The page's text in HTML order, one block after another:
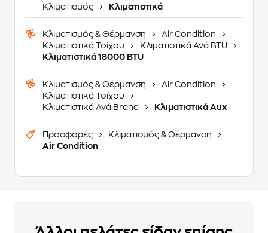
Κλιματισμός
Κλιματιστικά
Κλιματισμός & Θέρμανση
Air Condition
Κλιματιστικά Τοίχου
Κλιματιστικά Ανά BTU
Κλιματιστικά 18000 BTU
Κλιματισμός & Θέρμανση
Air Condition
Κλιματιστικά Τοίχου
Κλιματιστικά Ανά Brand
Κλιματιστικά Aux
Προσφορές
Κλιματισμός & Θέρμανση
Air Condition